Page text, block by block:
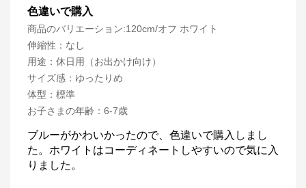
色違いで購入
商品のバリエーション:120cm/オフ ホワイト
伸縮性 ： なし
用途 ： 休日用（お出かけ向け）
サイズ感 ： ゆったりめ
体型 ： 標準
お子さまの年齢 ： 6-7歳
ブルーがかわいかったので、色違いで購入しまし
た。ホワイトはコーディネートしやすいので気に入
りました。